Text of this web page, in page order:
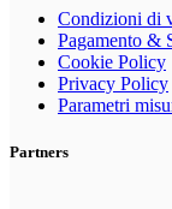
opzioni
possono
essere
scelte
nella
pagina
Condizioni di
Pagamento &
Cookie Policy
Privacy Policy
Parametri
Partners